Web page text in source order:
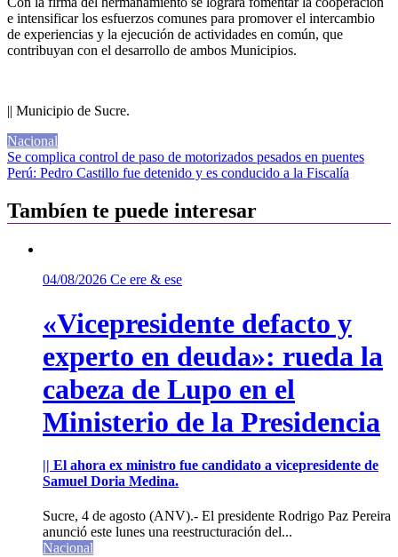
e intensificar los esfuerzos comunes para promover el intercambio
de experiencias y la ejecución de actividades en común, que
contribuyan con el desarrollo de ambos Municipios.
|| Municipio de Sucre.
Nacional
Navegación
de
entradas
Se complica control de paso de motorizados pesados en puentes
Perú: Pedro Castillo fue detenido y es conducido a la Fiscalía
Tambíen te puede interesar
04/08/2026 Ce ere & ese
«Vicepresidente defacto y
experto en deuda»: rueda la
cabeza de Lupo en el
Ministerio de la Presidencia
|| El ahora ex ministro fue candidato a vicepresidente de
Samuel Doria Medina.
Sucre, 4 de agosto (ANV).- El presidente Rodrigo Paz Pereira
anunció este lunes una reestructuración del...
Nacional